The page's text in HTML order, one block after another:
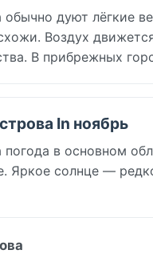
дуют лёгкие
Воздух
В прибрежных
In ноябрь
в основном
Яркое солнце —